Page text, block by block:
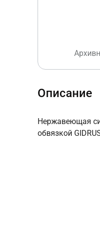
Описание
Нержавеющая
обвязкой